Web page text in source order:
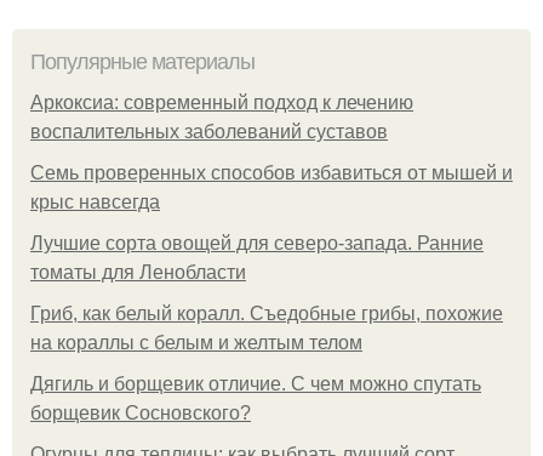
Популярные материалы
Аркоксиа: современный подход к лечению
воспалительных заболеваний суставов
Семь проверенных способов избавиться от мышей и
крыс навсегда
Лучшие сорта овощей для северо-запада. Ранние
томаты для Ленобласти
Гриб, как белый коралл. Съедобные грибы, похожие
на кораллы с белым и желтым телом
Дягиль и борщевик отличие. С чем можно спутать
борщевик Сосновского?